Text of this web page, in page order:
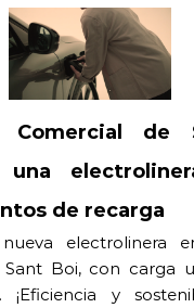
Comercial de
una
de recarga
electrolinera
Boi, con carga
¡Eficiencia y